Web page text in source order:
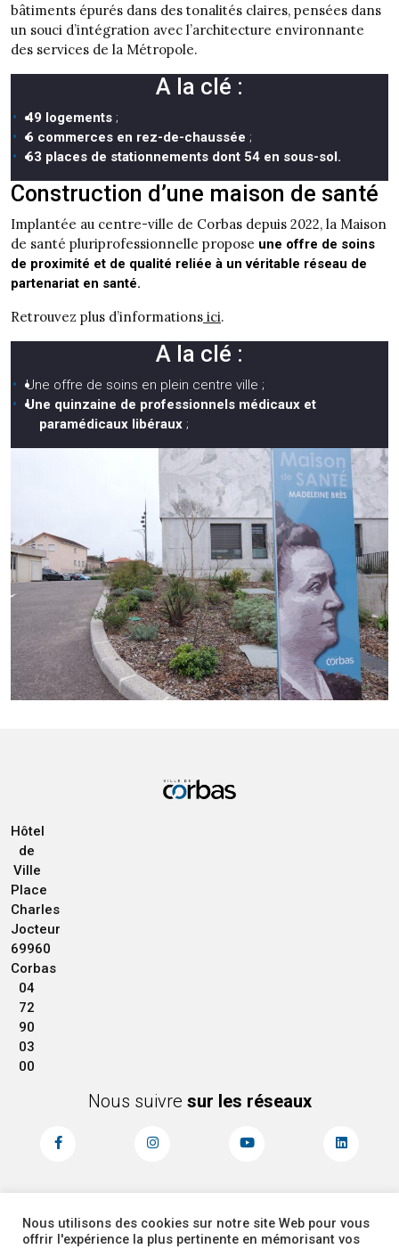
bâtiments épurés dans des tonalités claires, pensées dans
un souci d’intégration avec l’architecture environnante
des services de la Métropole.
A la clé :
49 logements ;
6 commerces en rez-de-chaussée ;
63 places de stationnements dont 54 en sous-sol.
Construction d’une maison de santé
Implantée au centre-ville de Corbas depuis 2022, la Maison
de santé pluriprofessionnelle propose une offre de soins
de proximité et de qualité reliée à un véritable réseau de
partenariat en santé.
Retrouvez plus d’informations ici.
A la clé :
Une offre de soins en plein centre ville ;
Une quinzaine de professionnels médicaux et
paramédicaux libéraux ;
Hôtel
de
Ville
Place
Charles
Jocteur
69960
Corbas
04
72
90
03
00
Nous suivre sur les réseaux
MENTIONS LÉGALES
ACCESSIBILITÉ
Nous utilisons des cookies sur notre site Web pour vous
offrir l'expérience la plus pertinente en mémorisant vos